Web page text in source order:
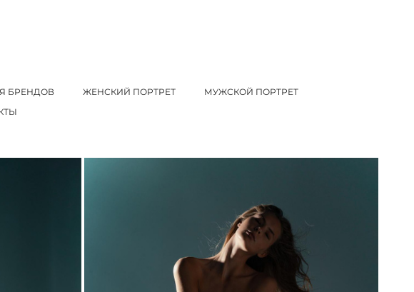
БРЕНДОВ ЖЕНСКИЙ ПОРТРЕТ
МУЖСКОЙ ПОРТРЕТ